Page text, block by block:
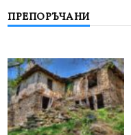
ПРЕПОРЪЧАНИ